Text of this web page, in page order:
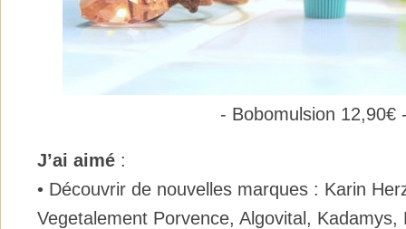
- Bobomulsion 12,90€
J’ai aimé :
• Découvrir de nouvelles marques : Karin
Vegetalement Porvence, Algovital, Kadamys,